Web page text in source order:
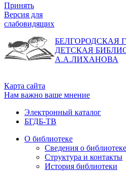
Принять
Версия для
слабовидящих
БЕЛГОРОДСКАЯ
ДЕТСКАЯ
А.А.ЛИХАНОВА
Карта сайта
Нам важно ваше мнение
Электронный каталог
БГДБ-ТВ
О библиотеке
Сведения о библиотеке
Структура и контакты
История библиотеки